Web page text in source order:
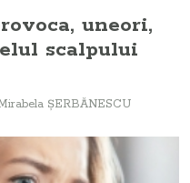
uneori,
scalpului
ŞERBĂNESCU